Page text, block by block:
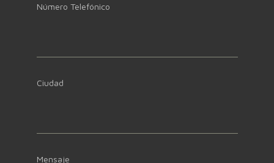
Número Telefónico
Ciudad
Mensaje